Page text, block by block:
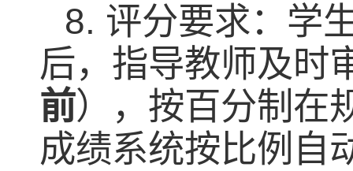
8. 评分要求：学
后，指导教师及时
前），按百分制在
成绩系统按比例自